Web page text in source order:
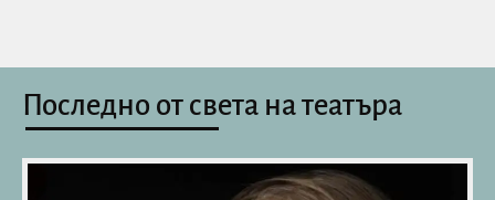
Последно от света на театъра